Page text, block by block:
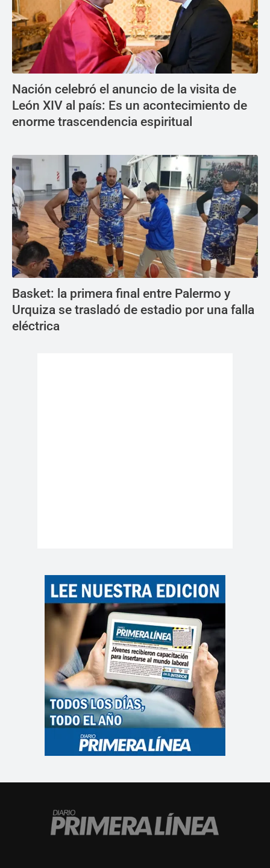
Nación celebró el anuncio de la visita de
León XIV al país: Es un acontecimiento de
enorme trascendencia espiritual
Basket: la primera final entre Palermo y
Urquiza se trasladó de estadio por una falla
eléctrica